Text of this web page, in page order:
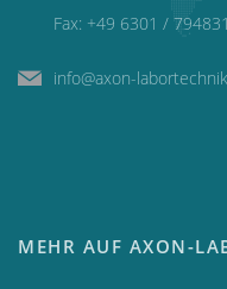
Fax: +49 6301 / 794831
info@axon-
MEHR AUF AXON-